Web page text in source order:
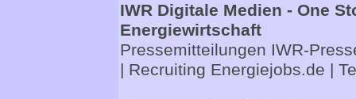
IWR Digitale Medien - One
Energiewirtschaft
Pressemitteilungen IWR-
| Recruiting Energiejobs.de |